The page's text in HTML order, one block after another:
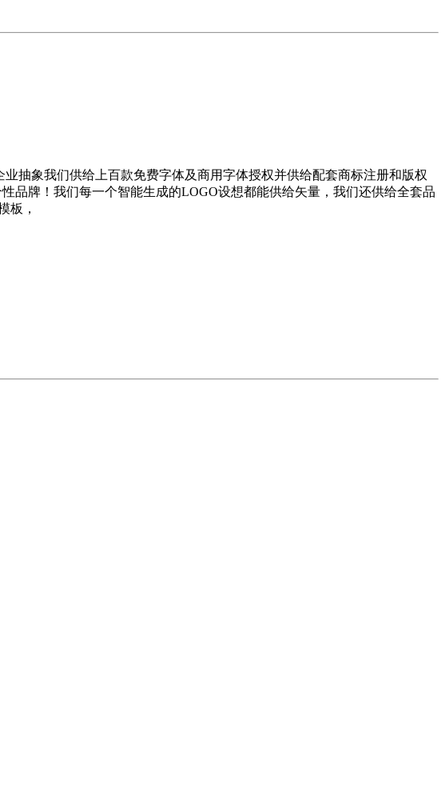
象我们供给上百款免费字体及商用字体授权并供给配套商标注册和版权
品牌！我们每一个智能生成的LOGO设想都能供给矢量，我们还供给全套品
板，